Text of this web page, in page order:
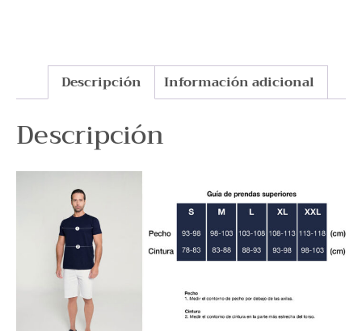
Descripción Información adicional
Descripción